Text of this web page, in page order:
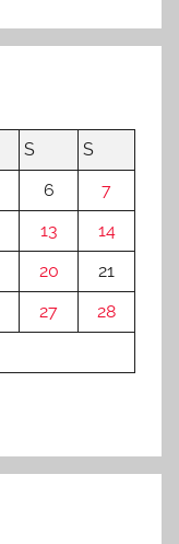
S
S
6
7
13
14
20
21
27
28